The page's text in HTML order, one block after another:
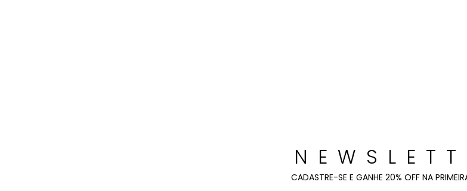
CADASTRE-SE E GANHE 20% OFF NA